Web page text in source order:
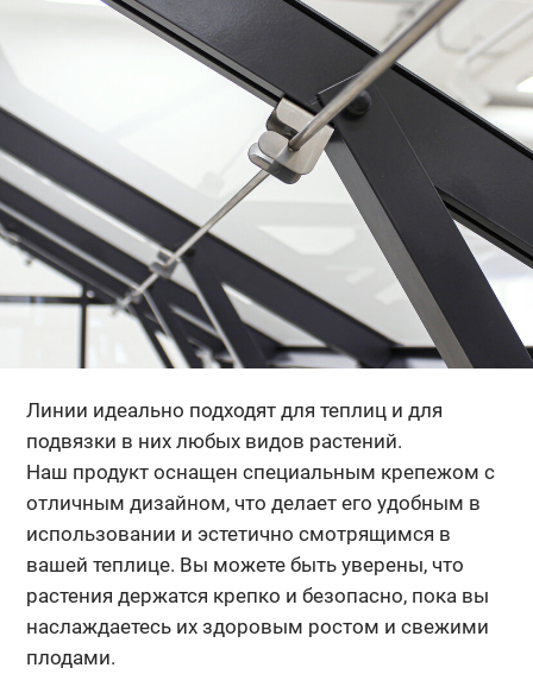
Линии идеально подходят для теплиц и для
подвязки в них любых видов растений.
Наш продукт оснащен специальным крепежом с
отличным дизайном, что делает его удобным в
использовании и эстетично смотрящимся в
вашей теплице. Вы можете быть уверены, что
растения держатся крепко и безопасно, пока вы
наслаждаетесь их здоровым ростом и свежими
плодами.